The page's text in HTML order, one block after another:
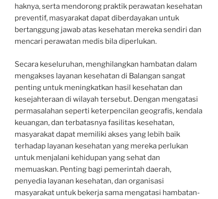
haknya, serta mendorong praktik perawatan kesehatan
preventif, masyarakat dapat diberdayakan untuk
bertanggung jawab atas kesehatan mereka sendiri dan
mencari perawatan medis bila diperlukan.
Secara keseluruhan, menghilangkan hambatan dalam
mengakses layanan kesehatan di Balangan sangat
penting untuk meningkatkan hasil kesehatan dan
kesejahteraan di wilayah tersebut. Dengan mengatasi
permasalahan seperti keterpencilan geografis, kendala
keuangan, dan terbatasnya fasilitas kesehatan,
masyarakat dapat memiliki akses yang lebih baik
terhadap layanan kesehatan yang mereka perlukan
untuk menjalani kehidupan yang sehat dan
memuaskan. Penting bagi pemerintah daerah,
penyedia layanan kesehatan, dan organisasi
masyarakat untuk bekerja sama mengatasi hambatan-